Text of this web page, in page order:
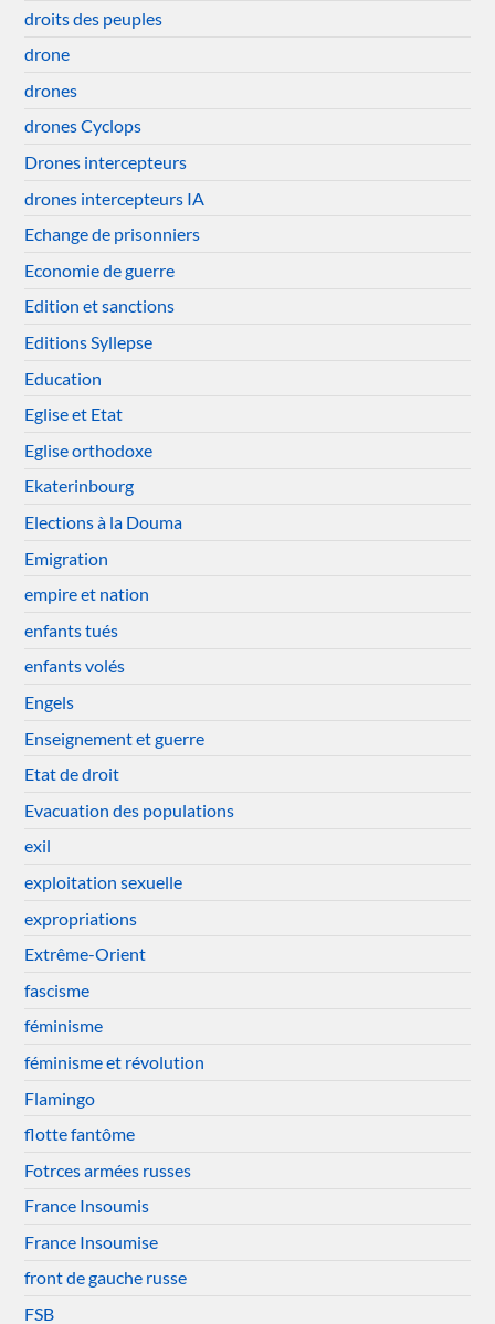
droits des peuples
drone
drones
drones Cyclops
Drones intercepteurs
drones intercepteurs IA
Echange de prisonniers
Economie de guerre
Edition et sanctions
Editions Syllepse
Education
Eglise et Etat
Eglise orthodoxe
Ekaterinbourg
Elections à la Douma
Emigration
empire et nation
enfants tués
enfants volés
Engels
Enseignement et guerre
Etat de droit
Evacuation des populations
exil
exploitation sexuelle
expropriations
Extrême-Orient
fascisme
féminisme
féminisme et révolution
Flamingo
flotte fantôme
Fotrces armées russes
France Insoumis
France Insoumise
front de gauche russe
FSB